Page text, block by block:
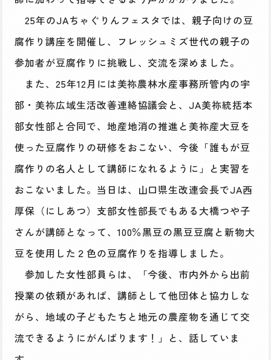
25年のJAちゃぐりんフェスタでは、親子向けの豆
腐作り講座を開催し、フレッシュミズ世代の親子の
参加者が豆腐作りに挑戦し、交流を深めました。
また、25年12月には美祢農林水産事務所管内の宇
部・美祢広域生活改善連絡協議会と、JA美祢統括本
部女性部と合同で、地産地消の推進と美祢産大豆を
使った豆腐作りの研修をおこない、今後「誰もが豆
腐作りの名人として講師になれるように」と実習を
おこないました。当日は、山口県生改連会長でJA西
厚保（にしあつ）支部女性部長でもある大橋つや子
さんが講師となって、100％黒豆の黒豆豆腐と新物大
豆を使用した２色の豆腐作りを指導しました。
参加した女性部員らは、「今後、市内外から出前
授業の依頼があれば、講師として他団体と協力しな
がら、地域の子どもたちと地元の農産物を通じて交
流できるようにがんばります！」と、話していま